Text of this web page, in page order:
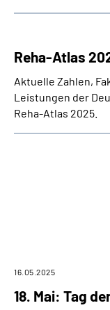
Reha-Atlas
Aktuelle Zahlen,
Leistungen der
Reha-Atlas 2025.
18. Mai: Tag
16.05.2025